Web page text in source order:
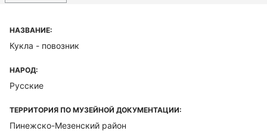
НАЗВАНИЕ:
Кукла - повозник
НАРОД:
Русские
ТЕРРИТОРИЯ ПО МУЗЕЙНОЙ ДОКУМЕНТАЦИИ:
Пинежско-Мезенский район